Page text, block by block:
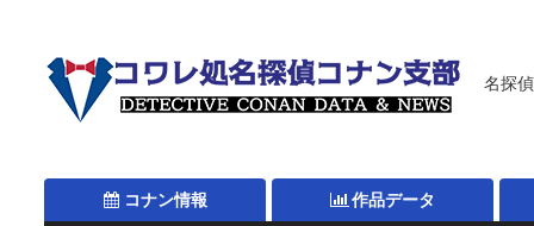
名探
コナン情報 作品データ